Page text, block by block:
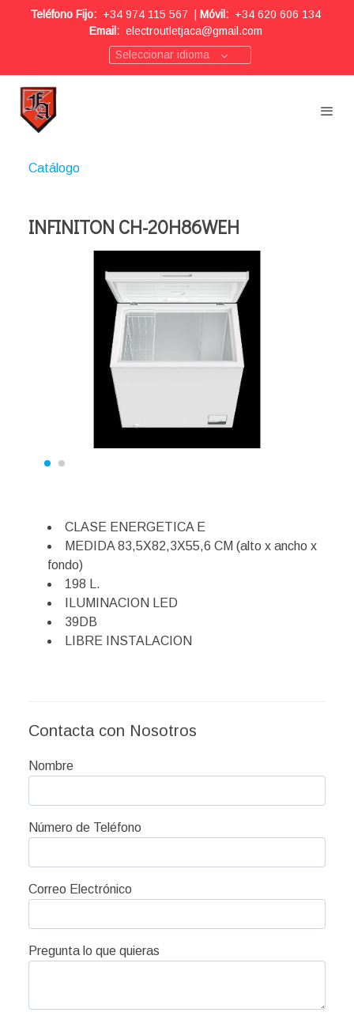
Teléfono Fijo: +34 974 115 567 Móvil: +34 620 606 134
Email: electroutletjaca@gmail.com
Seleccionar idioma
Catálogo
INFINITON CH-20H86WEH
CLASE ENERGETICA E
MEDIDA 83,5X82,3X55,6 CM (alto x ancho x
fondo)
198 L.
ILUMINACION LED
39DB
LIBRE INSTALACION
Contacta con Nosotros
Nombre
Número de Teléfono
Correo Electrónico
Pregunta lo que quieras